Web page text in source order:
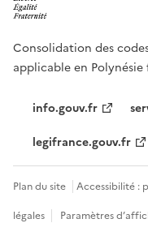
Consolidation des
applicable en Polynésie
info.gouv.fr
legifrance.gouv.fr
Plan du site Accessibilité :
légales
Paramètres